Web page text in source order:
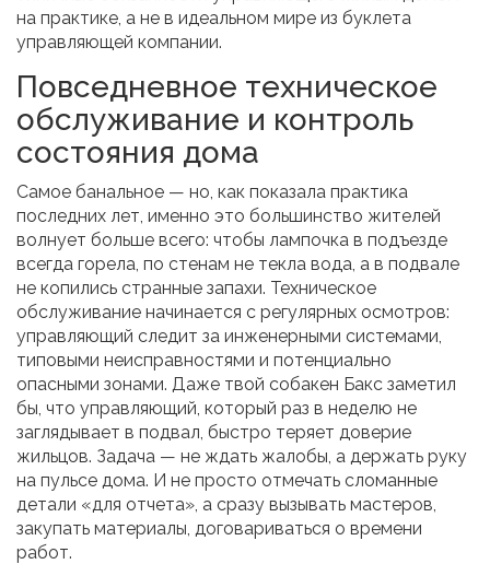
на практике, а не в идеальном мире из буклета
управляющей компании.
Повседневное техническое
обслуживание и контроль
состояния дома
Самое банальное — но, как показала практика
последних лет, именно это большинство жителей
волнует больше всего: чтобы лампочка в подъезде
всегда горела, по стенам не текла вода, а в подвале
не копились странные запахи. Техническое
обслуживание начинается с регулярных осмотров:
управляющий следит за инженерными системами,
типовыми неисправностями и потенциально
опасными зонами. Даже твой собакен Бакс заметил
бы, что управляющий, который раз в неделю не
заглядывает в подвал, быстро теряет доверие
жильцов. Задача — не ждать жалобы, а держать руку
на пульсе дома. И не просто отмечать сломанные
детали «для отчета», а сразу вызывать мастеров,
закупать материалы, договариваться о времени
работ.